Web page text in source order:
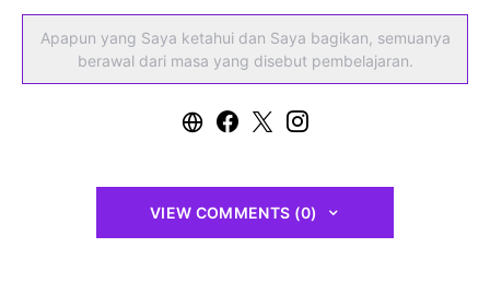
Apapun yang Saya ketahui dan Saya bagikan, semuanya
berawal dari masa yang disebut pembelajaran.
VIEW COMMENTS (0)